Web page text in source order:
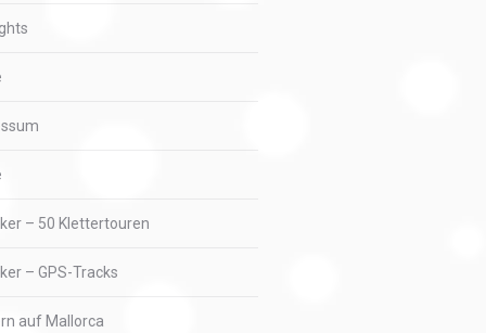
– 50 Klettertouren
– GPS-Tracks
auf Mallorca